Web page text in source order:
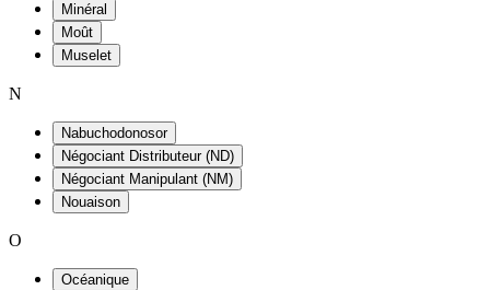
Minéral
Moût
Muselet
N
Nabuchodonosor
Négociant Distributeur (ND)
Négociant Manipulant (NM)
Nouaison
O
Océanique